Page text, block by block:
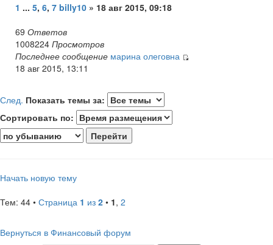
1 ... 5, 6, 7 billy10 » 18 авг 2015, 09:18
69 Ответов
1008224 Просмотров
Последнее сообщение марина олеговна
18 авг 2015, 13:11
След. Показать темы за:
Сортировать по:
Начать новую тему
Тем: 44 • Страница 1 из 2 • 1, 2
Вернуться в Финансовый форум